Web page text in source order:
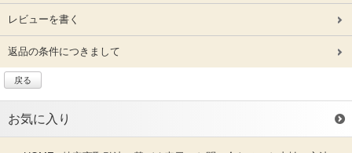
レビューを書く
返品の条件につきまして
戻る
お気に入り